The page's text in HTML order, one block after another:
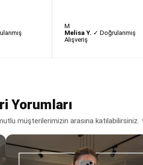
M
Melisa Y. ✓ Doğrulanmış
Alışveriş
Yorumları
müşterilerimizin arasına katılabilirsiniz.